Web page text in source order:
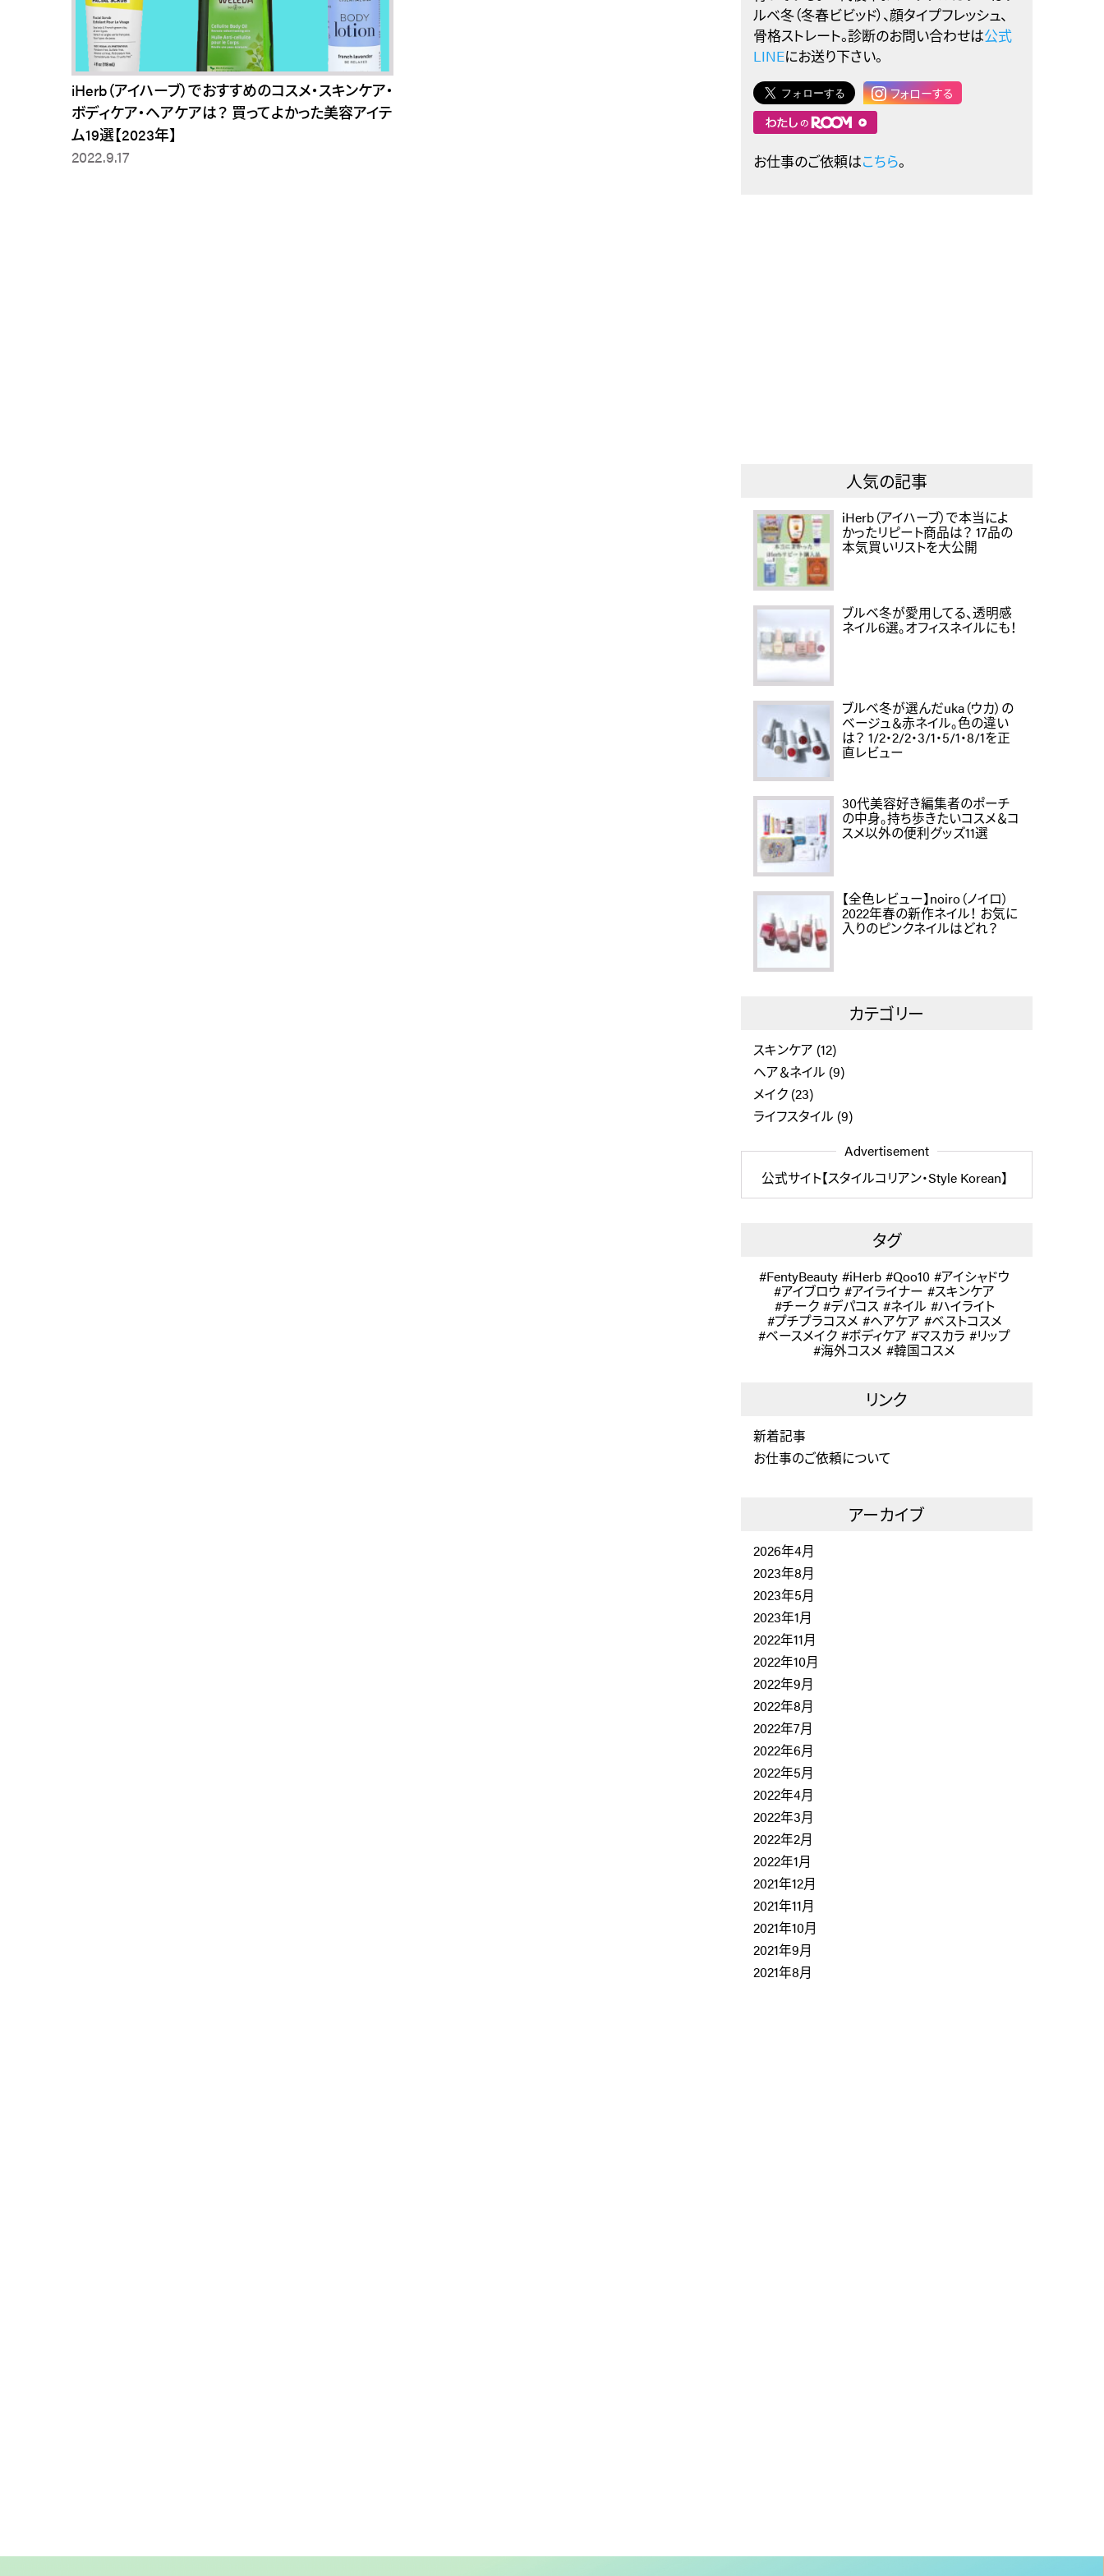
iHerb（アイハーブ）でおすすめのコスメ・スキンケア・
ボディケア・ヘアケアは？ 買ってよかった美容アイテ
ム19選【2023年】
2022.9.17
ルベ冬（冬春ビビッド）、顔タイプフレッシュ、
骨格ストレート。診断のお問い合わせは公式
LINEにお送り下さい。
フォローする
お仕事のご依頼はこちら。
人気の記事
iHerb（アイハーブ）で本当によ
かったリピート商品は？ 17品の
本気買いリストを大公開
ブルベ冬が愛用してる、透明感
ネイル6選。オフィスネイルにも！
ブルベ冬が選んだuka（ウカ）の
ベージュ＆赤ネイル。色の違い
は？ 1/2・2/2・3/1・5/1・8/1を正
直レビュー
30代美容好き編集者のポーチ
の中身。持ち歩きたいコスメ＆コ
スメ以外の便利グッズ11選
【全色レビュー】noiro（ノイロ）
2022年春の新作ネイル！ お気に
入りのピンクネイルはどれ？
カテゴリー
スキンケア (12)
ヘア＆ネイル (9)
メイク(23)
ライフスタイル (9)
Advertisement
公式サイト【スタイルコリアン・Style Korean】
タグ
FentyBeauty iHerb Qoo10 アイシャドウ
アイブロウ アイライナー スキンケア
チーク デパコス ネイル ハイライト
プチプラコスメ ヘアケア ベストコスメ
ベースメイク ボディケア マスカラ リップ
海外コスメ 韓国コスメ
リンク
新着記事
お仕事のご依頼について
アーカイブ
2026年4月
2023年8月
2023年5月
2023年1月
2022年11月
2022年10月
2022年9月
2022年8月
2022年7月
2022年6月
2022年5月
2022年4月
2022年3月
2022年2月
2022年1月
2021年12月
2021年11月
2021年10月
2021年9月
2021年8月